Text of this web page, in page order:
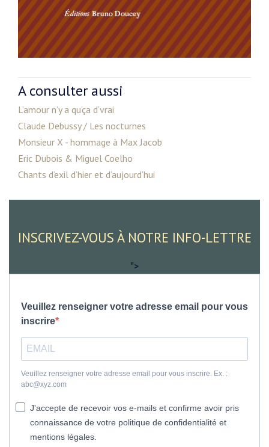
A consulter aussi
L’amour n’y a qu’ça d’vrai
Claude Debussy / Les nocturnes
Monsieur X - hommage à Max Jacob
Eric Dubois & Miguel Coelho
Chants d’exil d’hier et d’aujourd’hui
INSCRIVEZ-VOUS À NOTRE INFO-LETTRE
">
Veuillez renseigner votre adresse email pour vous
inscrire
Veuillez renseigner votre adresse email pour vous inscrire. Ex. :
abc@xyz.com
J'accepte de recevoir vos e-mails et confirme avoir pris
connaissance de votre politique de confidentialité et
mentions légales.